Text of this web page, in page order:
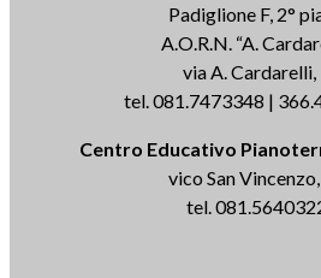
Padiglione F, 2°
A.O.R.N. “A.
via A. Cardarelli,
tel. 081.7473348 |
Centro Educativo
vico San
tel.